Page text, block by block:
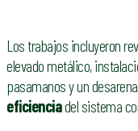
Los trabajos incluyeron
elevado metálico,
pasamanos y un
eficienciadel sistema